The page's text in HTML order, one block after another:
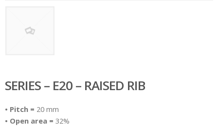
SERIES – E20 – RAISED RIB
• Pitch = 20 mm
• Open area = 32%